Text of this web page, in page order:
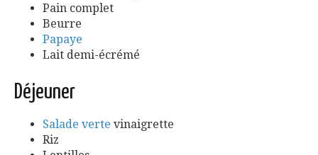
Pain complet
Beurre
Papaye
Lait demi-écrémé
Déjeuner
Salade verte vinaigrette
Riz